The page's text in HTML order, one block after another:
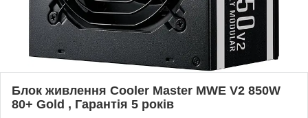
Блок живлення Cooler Master MWE V2 850W
80+ Gold , Гарантія 5 років